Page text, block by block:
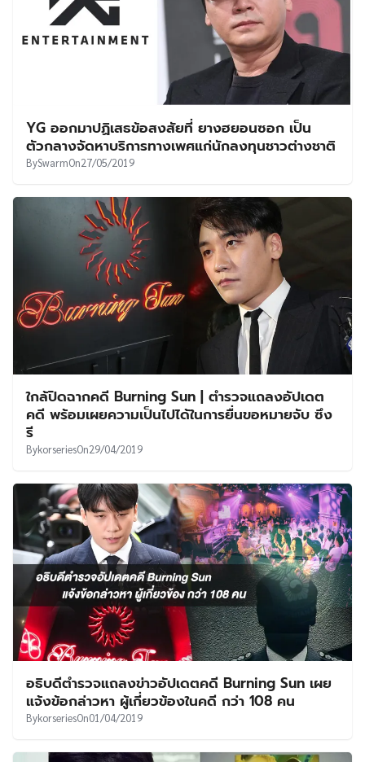
YG ออกมาปฏิเสธข้อสงสัยที่ ยางฮยอนซอก เป็น
ตัวกลางจัดหาบริการทางเพศแก่นักลงทุนชาวต่างชาติ
BySwarmOn27/05/2019
ใกล้ปิดฉากคดี Burning Sun | ตำรวจแถลงอัปเดต
คดี พร้อมเผยความเป็นไปได้ในการยื่นขอหมายจับ ซึง
รี
BykorseriesOn29/04/2019
อธิบดีตำรวจแถลงข่าวอัปเดตคดี Burning Sun เผย
แจ้งข้อกล่าวหา ผู้เกี่ยวข้องในคดี กว่า 108 คน
BykorseriesOn01/04/2019